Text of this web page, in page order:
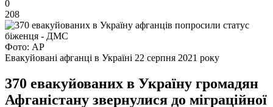
0
208
Фото: АР
Евакуйовані афганці в Україні 22 серпня 2021 року
370 евакуйованих в Україну громадян
Афганістану звернулися до міграційної